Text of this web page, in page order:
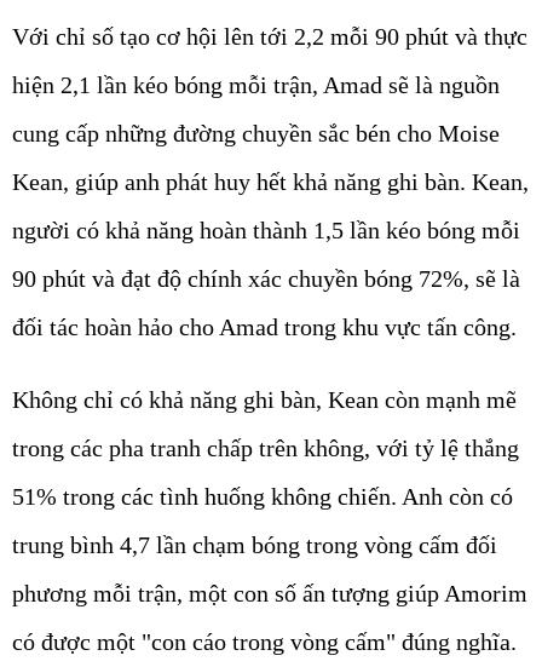
Với chỉ số tạo cơ hội lên tới 2,2 mỗi 90 phút và thực
hiện 2,1 lần kéo bóng mỗi trận, Amad sẽ là nguồn
cung cấp những đường chuyền sắc bén cho Moise
Kean, giúp anh phát huy hết khả năng ghi bàn. Kean,
người có khả năng hoàn thành 1,5 lần kéo bóng mỗi
90 phút và đạt độ chính xác chuyền bóng 72%, sẽ là
đối tác hoàn hảo cho Amad trong khu vực tấn công.
Không chỉ có khả năng ghi bàn, Kean còn mạnh mẽ
trong các pha tranh chấp trên không, với tỷ lệ thắng
51% trong các tình huống không chiến. Anh còn có
trung bình 4,7 lần chạm bóng trong vòng cấm đối
phương mỗi trận, một con số ấn tượng giúp Amorim
có được một "con cáo trong vòng cấm" đúng nghĩa.